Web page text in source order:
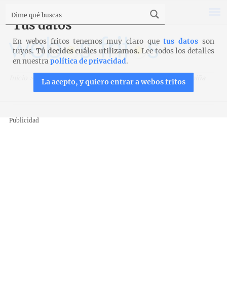
Recetas Carnes y aves Solomillo de cerdo con piña
Publicidad
Tus datos
En webos fritos tenemos muy claro quetus datos son
tuyos. Tú decides cuáles utilizamos. Lee todos los detalles
en nuestrapolítica de privacidad.
La acepto, y quiero entrar a webos fritos